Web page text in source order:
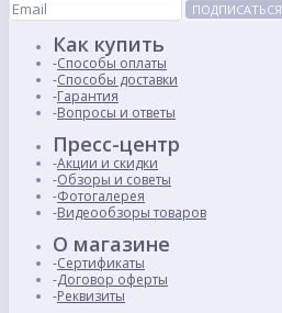
ПОДПИСАТЬСЯ
Как купить
Способы оплаты
Способы доставки
Гарантия
Вопросы и ответы
Пресс-центр
Акции и скидки
Обзоры и советы
Фотогалерея
Видеообзоры товаров
О магазине
Сертификаты
Договор оферты
Реквизиты